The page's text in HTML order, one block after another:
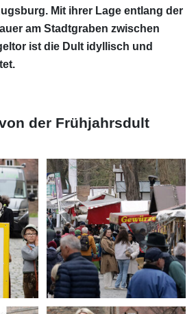
Mit ihrer Lage entlang der
am Stadtgraben zwischen
ist die Dult idyllisch und
der Frühjahrsdult